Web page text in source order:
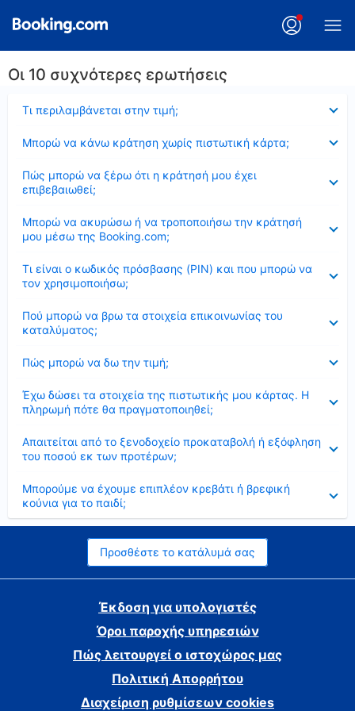
Οι 10 συχνότερες ερωτήσεις
Τι περιλαμβάνεται στην τιμή;
Μπορώ να κάνω κράτηση χωρίς πιστωτική κάρτα;
Πώς μπορώ να ξέρω ότι η κράτησή μου έχει
επιβεβαιωθεί;
Μπορώ να ακυρώσω ή να τροποποιήσω την κράτησή
μου μέσω της Booking.com;
Τι είναι ο κωδικός πρόσβασης (PIN) και που μπορώ να
τον χρησιμοποιήσω;
Πού μπορώ να βρω τα στοιχεία επικοινωνίας του
καταλύματος;
Πώς μπορώ να δω την τιμή;
Έχω δώσει τα στοιχεία της πιστωτικής μου κάρτας. Η
πληρωμή πότε θα πραγματοποιηθεί;
Απαιτείται από το ξενοδοχείο προκαταβολή ή εξόφληση
του ποσού εκ των προτέρων;
Μπορούμε να έχουμε επιπλέον κρεβάτι ή βρεφική
κούνια για το παιδί;
Προσθέστε το κατάλυμά σας
Έκδοση για υπολογιστές
Όροι παροχής υπηρεσιών
Πώς λειτουργεί ο ιστοχώρος μας
Πολιτική Απορρήτου
Διαχείριση ρυθμίσεων cookies